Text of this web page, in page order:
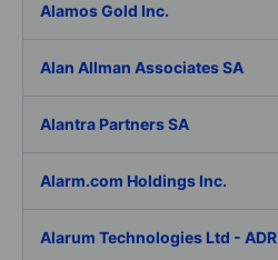
Alamos Gold Inc.
Alan Allman Associates SA
Alantra Partners SA
Alarm.com Holdings Inc.
Alarum Technologies Ltd - ADR